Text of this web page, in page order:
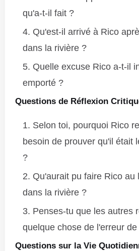
qu'a-t-il fait ?
Qu'est-il arrivé à Rico
dans la rivière ?
Quelle excuse Rico a-t-il
emporté ?
Questions de Réflexion
Selon toi, pourquoi Rico
besoin de prouver qu'il était
?
Qu'aurait pu faire Rico au
dans la rivière ?
Penses-tu que les autres
quelque chose de l'erreur
Questions sur la Vie